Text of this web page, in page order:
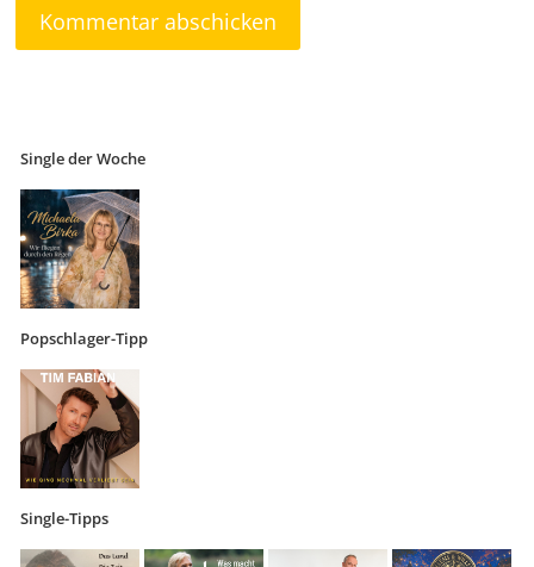
Single der Woche
Popschlager-Tipp
Single-Tipps